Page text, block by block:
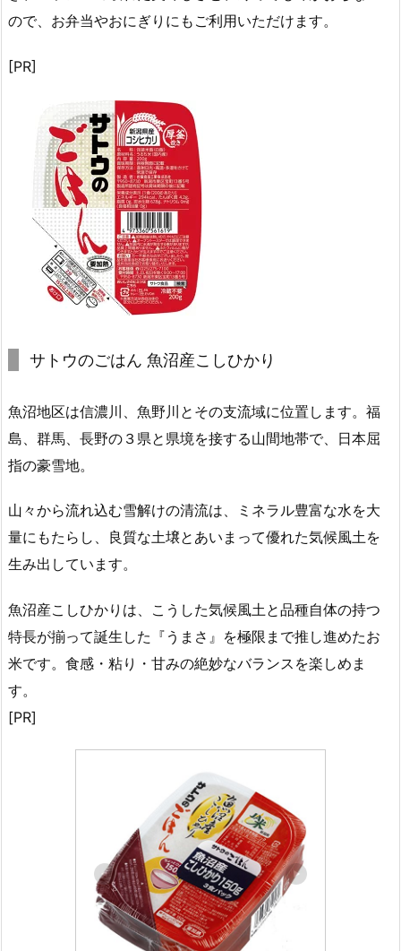
ので、お弁当やおにぎりにもご利用いただけます。
[PR]
サトウのごはん 魚沼産こしひかり
魚沼地区は信濃川、魚野川とその支流域に位置します。福
島、群馬、長野の３県と県境を接する山間地帯で、日本屈
指の豪雪地。
山々から流れ込む雪解けの清流は、ミネラル豊富な水を大
量にもたらし、良質な土壌とあいまって優れた気候風土を
生み出しています。
魚沼産こしひかりは、こうした気候風土と品種自体の持つ
特長が揃って誕生した『うまさ』を極限まで推し進めたお
米です。食感・粘り・甘みの絶妙なバランスを楽しめま
す。
[PR]